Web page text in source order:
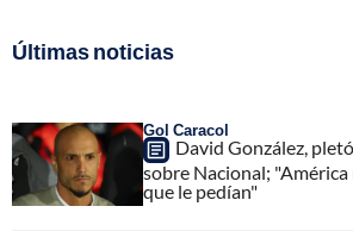
Últimas noticias
Gol Caracol
David González,
sobre Nacional;
que le pedían"